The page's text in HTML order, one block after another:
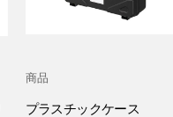
商品
プラスチックケース